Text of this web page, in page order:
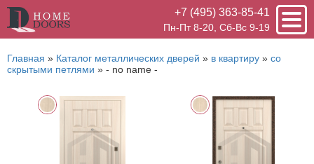
+7 (495) 363-85-41
Пн-Пт 8-20, Сб-Вс 9-19
Главная » Каталог металлических дверей » в квартиру » cо
скрытыми петлями » - no name -